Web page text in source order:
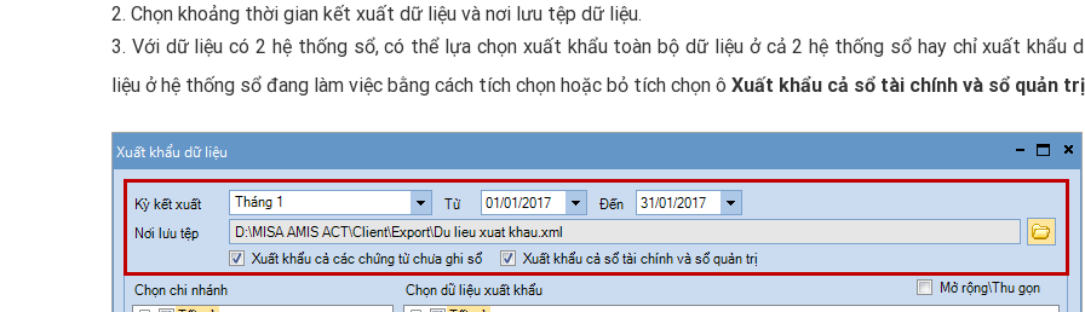
2. Chọn khoảng thời gian kết xuất dữ liệu và nơi lưu tệp dữ liệu.
3. Với dữ liệu có 2 hệ thống sổ, có thể lựa chọn xuất khẩu toàn bộ dữ liệu ở cả 2 hệ thống sổ hay chỉ xuất khẩu
liệu ở hệ thống sổ đang làm việc bằng cách tích chọn hoặc bỏ tích chọn ô Xuất khẩu cả sổ tài chính và sổ quản trị